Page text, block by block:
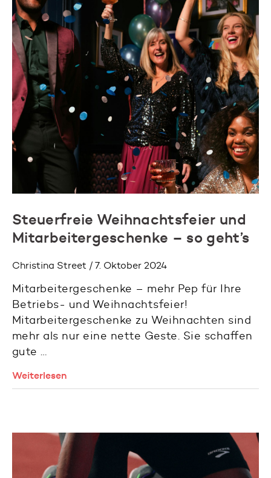
Steuerfreie Weihnachtsfeier und
Mitarbeitergeschenke – so geht’s
Christina Street / 7. Oktober 2024
Mitarbeitergeschenke – mehr Pep für Ihre
Betriebs- und Weihnachtsfeier!
Mitarbeitergeschenke zu Weihnachten sind
mehr als nur eine nette Geste. Sie schaffen
gute …
Weiterlesen